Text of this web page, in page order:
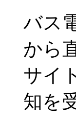
バス
から
サイ
知を